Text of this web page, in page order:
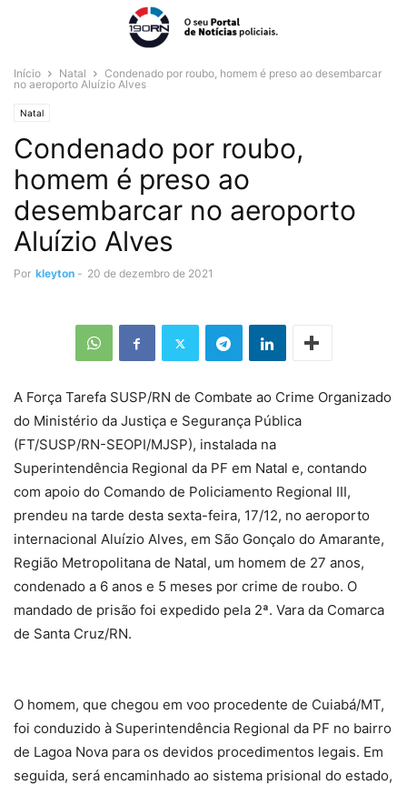
Início Natal
Condenado por roubo, homem é preso ao desembarcar
no aeroporto Aluízio Alves
Natal
Condenado por roubo,
homem é preso ao
desembarcar no aeroporto
Aluízio Alves
Por kleyton - 20 de dezembro de 2021
A Força Tarefa SUSP/RN de Combate ao Crime Organizado
do Ministério da Justiça e Segurança Pública
(FT/SUSP/RN-SEOPI/MJSP), instalada na
Superintendência Regional da PF em Natal e, contando
com apoio do Comando de Policiamento Regional III,
prendeu na tarde desta sexta-feira, 17/12, no aeroporto
internacional Aluízio Alves, em São Gonçalo do Amarante,
Região Metropolitana de Natal, um homem de 27 anos,
condenado a 6 anos e 5 meses por crime de roubo. O
mandado de prisão foi expedido pela 2ª. Vara da Comarca
de Santa Cruz/RN.
O homem, que chegou em voo procedente de Cuiabá/MT,
foi conduzido à Superintendência Regional da PF no bairro
de Lagoa Nova para os devidos procedimentos legais. Em
seguida, será encaminhado ao sistema prisional do estado,